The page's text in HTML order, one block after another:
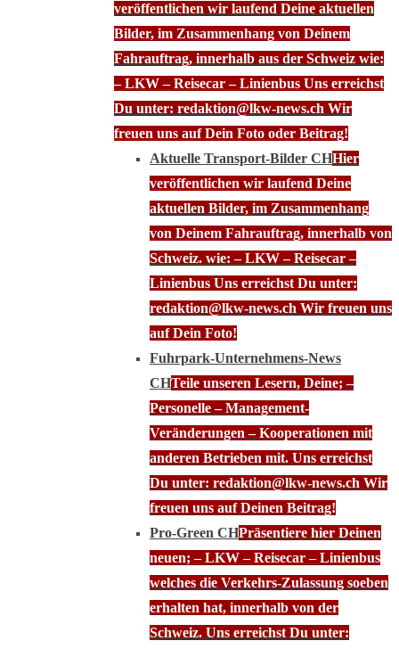
veröffentlichen wir laufend Deine aktuellen
Bilder, im Zusammenhang von Deinem
Fahrauftrag, innerhalb aus der Schweiz wie:
– LKW – Reisecar – Linienbus Uns erreichst
Du unter: redaktion@lkw-news.ch Wir
freuen uns auf Dein Foto oder Beitrag!
Aktuelle Transport-Bilder CHHier
veröffentlichen wir laufend Deine
aktuellen Bilder, im Zusammenhang
von Deinem Fahrauftrag, innerhalb von
Schweiz. wie: – LKW – Reisecar –
Linienbus Uns erreichst Du unter:
redaktion@lkw-news.ch Wir freuen uns
auf Dein Foto!
Fuhrpark-Unternehmens-News
CHTeile unseren Lesern, Deine; –
Personelle – Management-
Veränderungen – Kooperationen mit
anderen Betrieben mit. Uns erreichst
Du unter: redaktion@lkw-news.ch Wir
freuen uns auf Deinen Beitrag!
Pro-Green CHPräsentiere hier Deinen
neuen; – LKW – Reisecar – Linienbus
welches die Verkehrs-Zulassung soeben
erhalten hat, innerhalb von der
Schweiz. Uns erreichst Du unter: